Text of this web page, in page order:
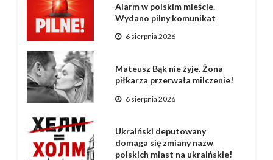
Alarm w polskim mieście.
Wydano pilny komunikat
6 sierpnia 2026
Mateusz Bąk nie żyje. Żona
piłkarza przerwała milczenie!
6 sierpnia 2026
Ukraiński deputowany
domaga się zmiany nazw
polskich miast na ukraińskie!